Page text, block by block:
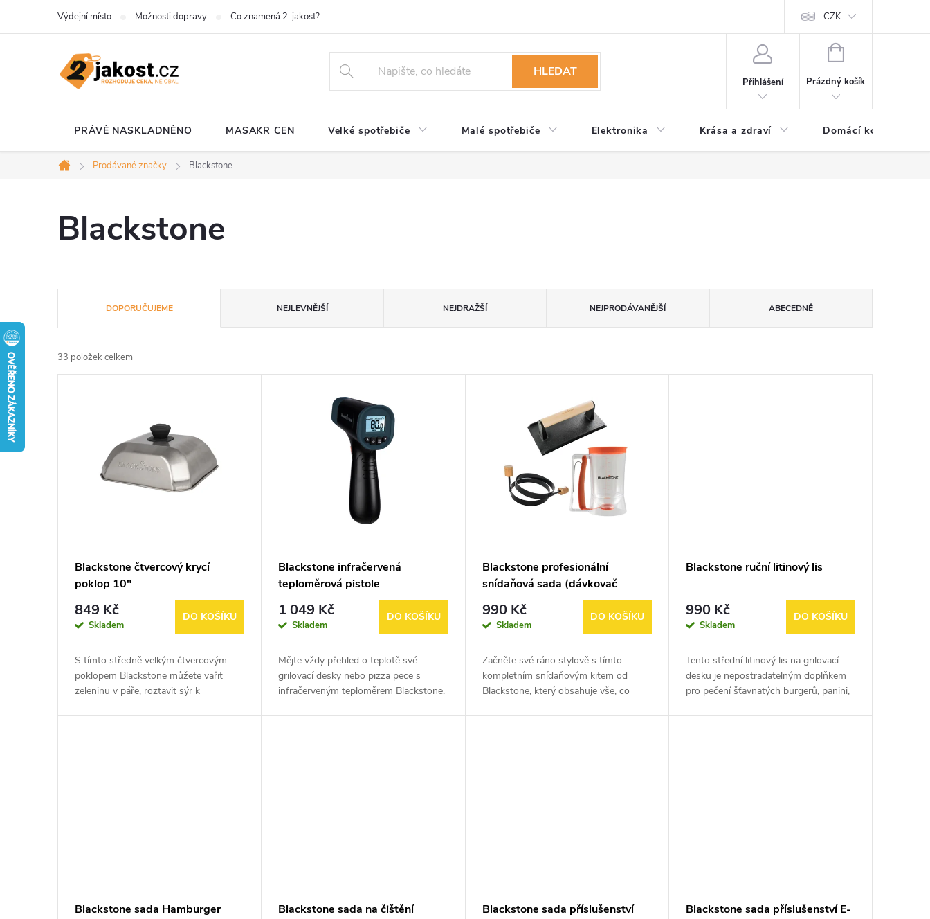
Výdejní místo Možnosti dopravy Co znamená 2. jakost? Prohlášení o ochraně osobních údajů
CZK
HLEDAT
Přihlášení
NÁKUPNÍ
Prázdný košík
PRÁVĚ NASKLADNĚNO MASAKR CEN Velké spotřebiče Malé spotřebiče Elektronika Krása a zdraví Domácí komfort
Domů
Prodávané značky Blackstone
Blackstone
a
z
t
DOPORUČUJEME NEJLEVNĚJŠÍ NEJDRAŽŠÍ NEJPRODÁVANĚJŠÍ ABECEDNĚ
33 položek celkem
Blackstone čtvercový krycí
poklop 10"
849 Kč
Skladem
DO KOŠÍKU
S tímto středně velkým čtvercovým
poklopem Blackstone můžete vařit
zeleninu v páře, roztavit sýr k
Blackstone infračervená
teploměrová pistole
1 049 Kč
Skladem
DO KOŠÍKU
Mějte vždy přehled o teplotě své
grilovací desky nebo pizza pece s
infračerveným teploměrem Blackstone.
Blackstone profesionální
snídaňová sada (dávkovač
tekutého těsta, kroužky na vejce,
lis na slaninu)
990 Kč
Skladem
DO KOŠÍKU
Začněte své ráno stylově s tímto
kompletním snídaňovým kitem od
Blackstone, který obsahuje vše, co
Blackstone ruční litinový lis
990 Kč
Skladem
DO KOŠÍKU
Tento střední litinový lis na grilovací
desku je nepostradatelným doplňkem
pro pečení šťavnatých burgerů, panini,
Blackstone sada Hamburger
Blackstone sada na čištění
Blackstone sada příslušenství
Blackstone sada příslušenství E-